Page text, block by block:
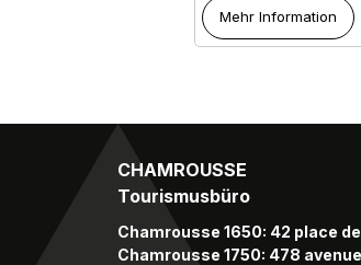
Mehr Information
CHAMROUSSE
Tourismusbüro
Chamrousse 1650: 42 place
Chamrousse 1750: 478